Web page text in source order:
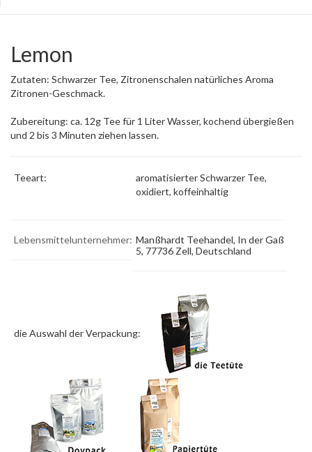
Lemon
Zutaten: Schwarzer Tee, Zitronenschalen natürliches Aroma
Zitronen-Geschmack.
Zubereitung: ca. 12g Tee für 1 Liter Wasser, kochend übergießen
und 2 bis 3 Minuten ziehen lassen.
Teeart:
aromatisierter Schwarzer Tee,
oxidiert, koffeinhaltig
Lebensmittelunternehmer: Manßhardt Teehandel, In der Gaß
5, 77736 Zell, Deutschland
die Auswahl der Verpackung: